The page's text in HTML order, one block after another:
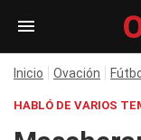
Inicio Ovación
HABLÓ DE VARIOS